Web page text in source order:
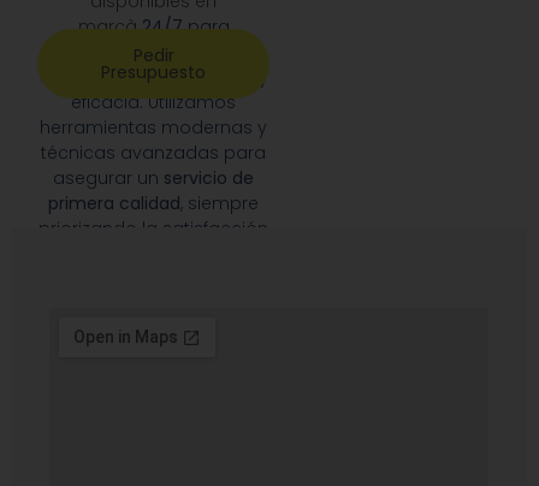
marçà 24/7para
responder a cualquier
emergencia con rapidez y
eficacia. Utilizamos
herramientas modernas y
técnicas avanzadas para
asegurar un servicio de
primera calidad, siempre
priorizando la satisfacción
Pedir
Presupuesto